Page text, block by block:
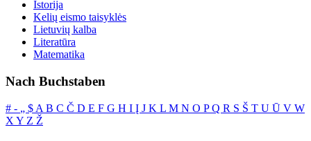
Istorija
Kelių eismo taisyklės
Lietuvių kalba
Literatūra
Matematika
Nach Buchstaben
# ‐ „ $ A B C Č D E F G H I Į J K L M N O PQ R S Š T U Ū V W
X Y Z Ž